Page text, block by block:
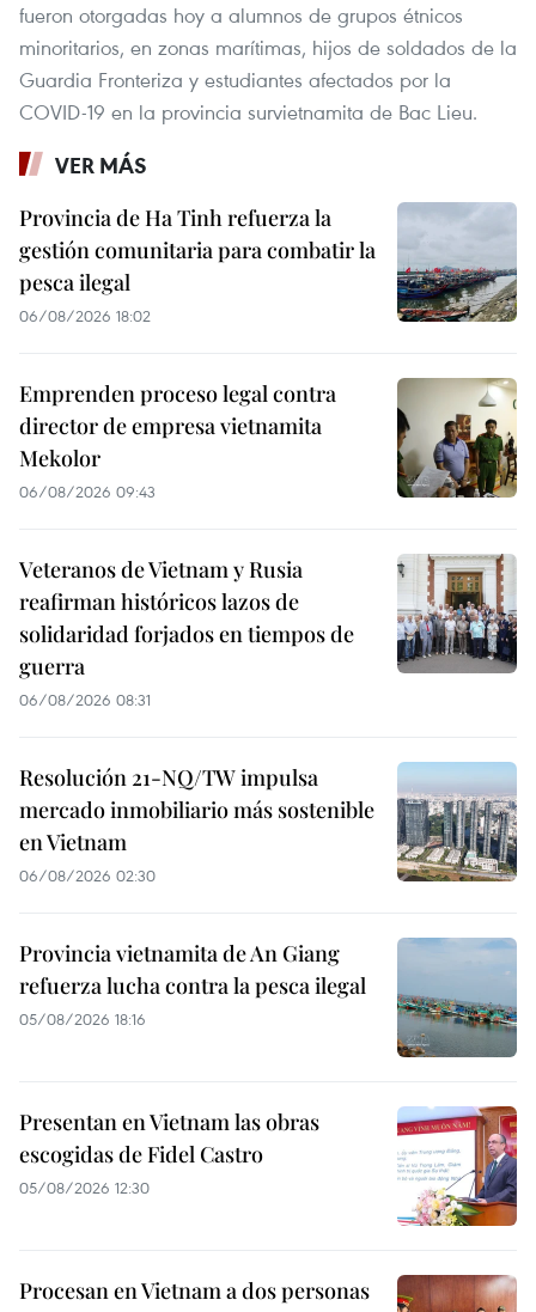
fueron otorgadas hoy a alumnos de grupos étnicos
minoritarios, en zonas marítimas, hijos de soldados de la
Guardia Fronteriza y estudiantes afectados por la
COVID-19 en la provincia survietnamita de Bac Lieu.
VER MÁS
Provincia de Ha Tinh refuerza la
gestión comunitaria para combatir la
pesca ilegal
06/08/2026 18:02
Emprenden proceso legal contra
director de empresa vietnamita
Mekolor
06/08/2026 09:43
Veteranos de Vietnam y Rusia
reafirman históricos lazos de
solidaridad forjados en tiempos de
guerra
06/08/2026 08:31
Resolución 21-NQ/TW impulsa
mercado inmobiliario más sostenible
en Vietnam
06/08/2026 02:30
Provincia vietnamita de An Giang
refuerza lucha contra la pesca ilegal
05/08/2026 18:16
Presentan en Vietnam las obras
escogidas de Fidel Castro
05/08/2026 12:30
Procesan en Vietnam a dos personas